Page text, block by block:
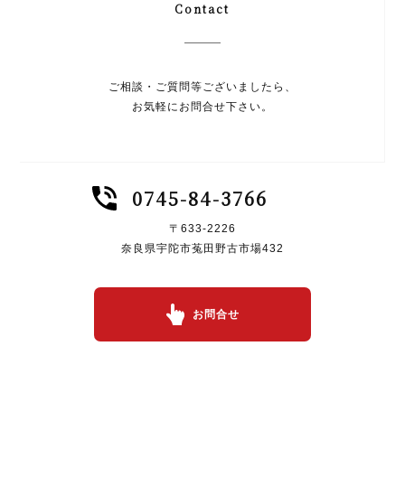
Contact
ご相談・ご質問等ございましたら、
お気軽にお問合せ下さい。
0745-84-3766
〒633-2226
奈良県宇陀市菟田野古市場432
お問合せ